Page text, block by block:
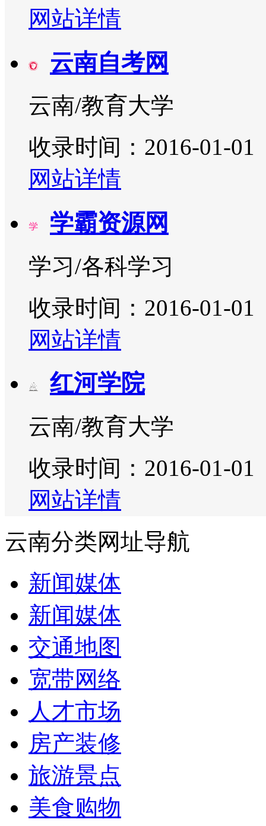
网站详情
云南自考网
云南/教育大学
收录时间：2016-01-01
网站详情
学霸资源网
学习/各科学习
收录时间：2016-01-01
网站详情
红河学院
云南/教育大学
收录时间：2016-01-01
网站详情
云南分类网址导航
新闻媒体
新闻媒体
交通地图
宽带网络
人才市场
房产装修
旅游景点
美食购物